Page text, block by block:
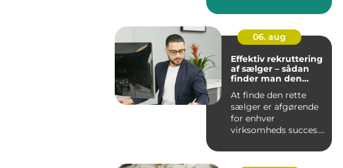
06. aug
Effektiv rekruttering
af sælger – sådan
finder man den
At finde den rette
sælger er afgørende
for enhver
virksomheds succes.